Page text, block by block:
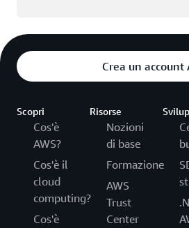
Crea un account
Scopri
Cos'è
AWS?
Cos'è il
cloud
computing?
Cos'è
Risorse
Nozioni
di base
Formazione
AWS
Trust
Center